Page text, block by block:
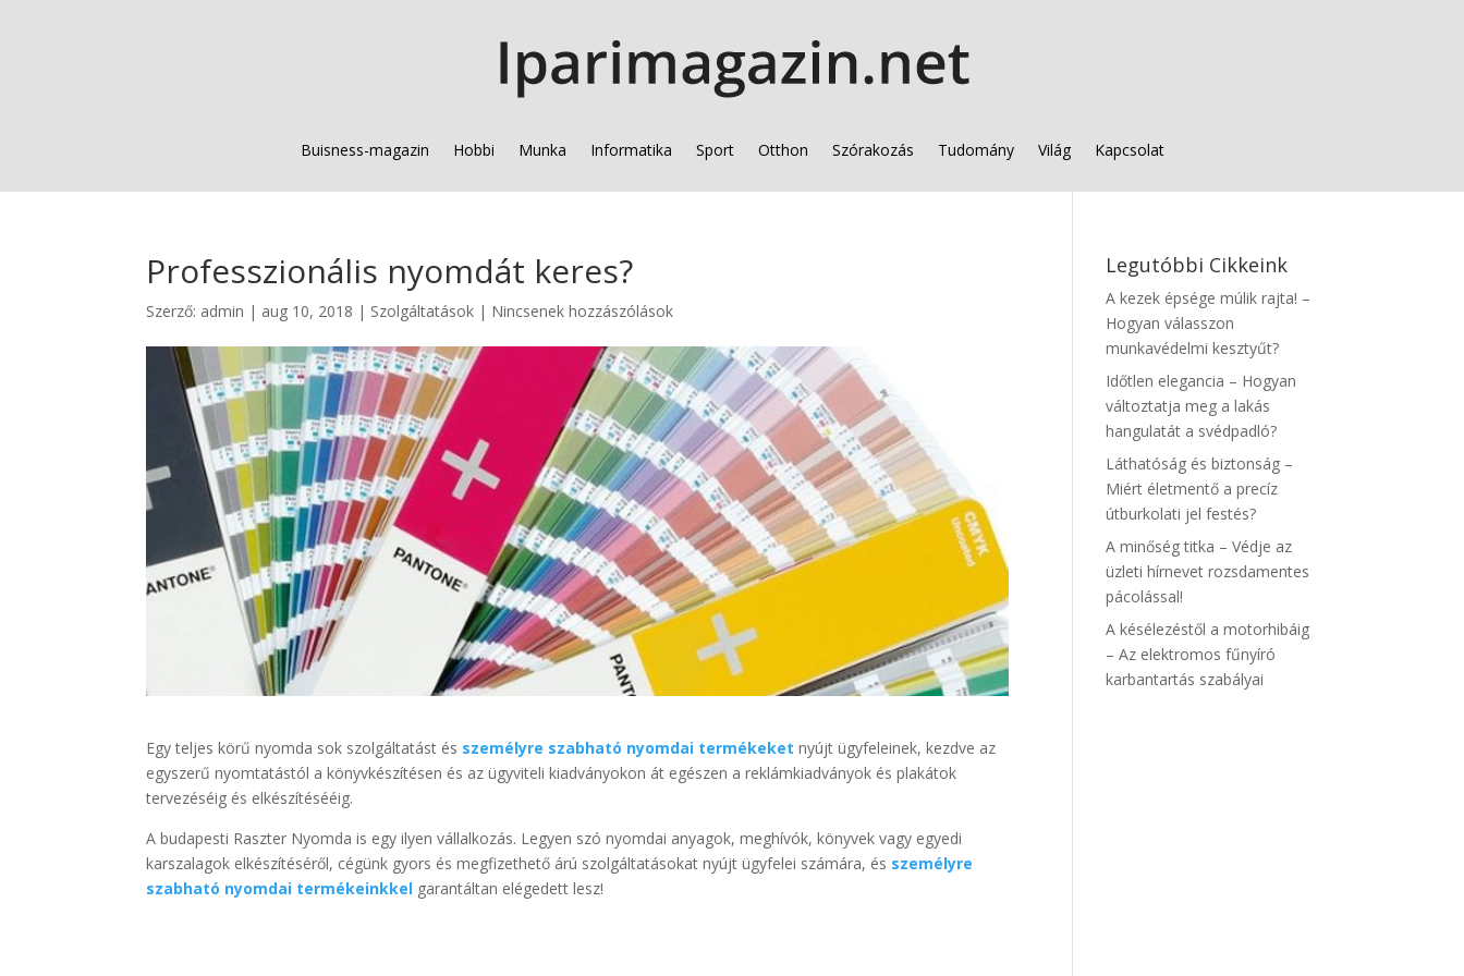
Buisness-magazin Hobbi Munka Informatika Sport Otthon Szórakozás Tudomány Világ Kapcsolat
Professzionális nyomdát keres?
Szerző: admin | aug 10, 2018 | Szolgáltatások | Nincsenek hozzászólások
Egy teljes körű nyomda sok szolgáltatást és személyre szabható nyomdai termékeket nyújt ügyfeleinek, kezdve az
egyszerű nyomtatástól a könyvkészítésen és az ügyviteli kiadványokon át egészen a reklámkiadványok és plakátok
tervezéséig és elkészítésééig.
A budapesti Raszter Nyomda is egy ilyen vállalkozás. Legyen szó nyomdai anyagok, meghívók, könyvek vagy egyedi
karszalagok elkészítéséről, cégünk gyors és megfizethető árú szolgáltatásokat nyújt ügyfelei számára, és személyre
szabható nyomdai termékeinkkel garantáltan elégedett lesz!
Legutóbbi Cikkeink
A kezek épsége múlik rajta! –
Hogyan válasszon
munkavédelmi kesztyűt?
Időtlen elegancia – Hogyan
változtatja meg a lakás
hangulatát a svédpadló?
Láthatóság és biztonság –
Miért életmentő a precíz
útburkolati jel festés?
A minőség titka – Védje az
üzleti hírnevet rozsdamentes
pácolással!
A késélezéstől a motorhibáig
– Az elektromos fűnyíró
karbantartás szabályai